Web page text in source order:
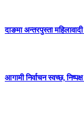
दाङमा अन्तरपुस्ता
आगामी निर्वाचन स्वच्छ,